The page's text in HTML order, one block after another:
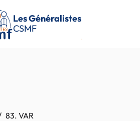
Les Généralistes
CSMF
83. VAR